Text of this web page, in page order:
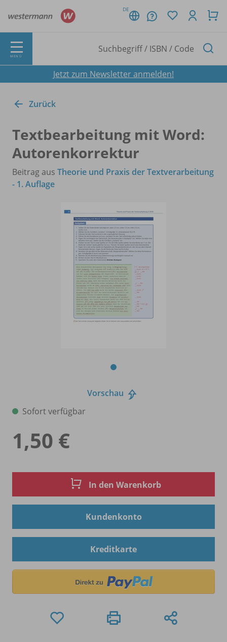
DE
MENÜ
Jetzt zum Newsletter anmelden!
Zurück
Textbearbeitung mit Word:
Autorenkorrektur
Beitrag aus Theorie und Praxis der Textverarbeitung
- 1. Auflage
Vorschau
Sofort verfügbar
1,50 €
In den Warenkorb
Kundenkonto
Kreditkarte